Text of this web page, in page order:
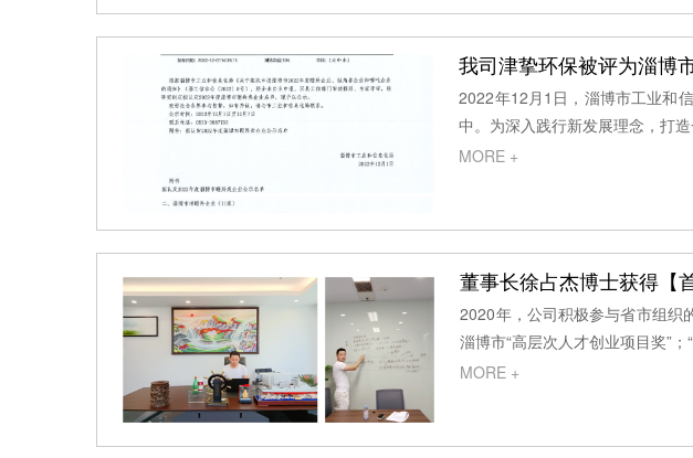
我司津挚环保被评为淄博
2022年12月1日，淄博市工业和
中。为深入践行新发展理念，打
MORE +
董事长徐占杰博士获得【
2020年，公司积极参与省市组织
淄博市“高层次人才创业项目奖”
MORE +